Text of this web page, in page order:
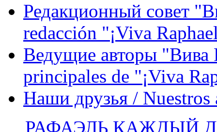
Редакционный совет
redacción "¡Viva
Ведущие авторы "Вива
principales de "¡Viva
Наши друзья / Nuestros
РАФАЭЛЬ КАЖДЫЙ